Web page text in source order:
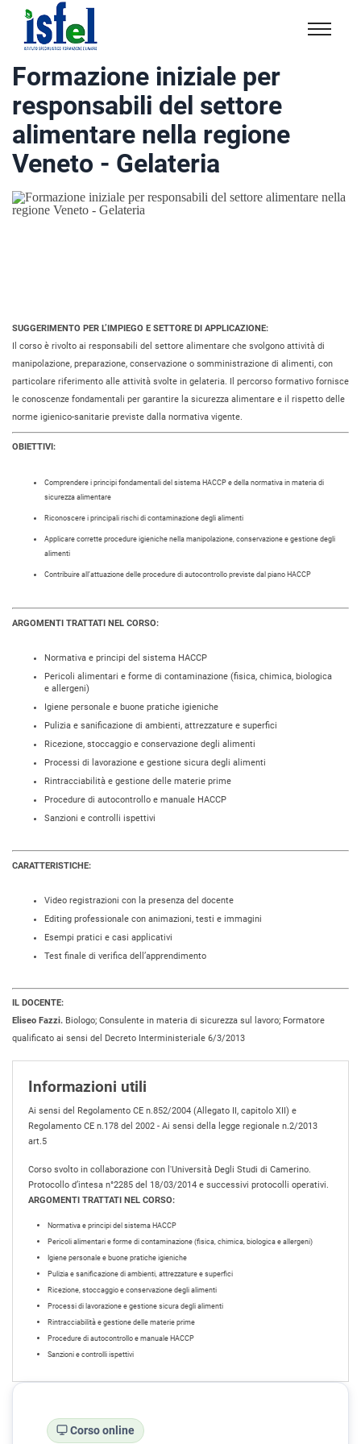
Isfel
Istituto
specialistico
formazione
e
lavoro
Formazione iniziale per
responsabili del settore
alimentare nella regione
Veneto - Gelateria
SUGGERIMENTO PER L’IMPIEGO E SETTORE DI APPLICAZIONE:
Il corso è rivolto ai responsabili del settore alimentare che svolgono attività di
manipolazione, preparazione, conservazione o somministrazione di alimenti, con
particolare riferimento alle attività svolte in gelateria. Il percorso formativo fornisce
le conoscenze fondamentali per garantire la sicurezza alimentare e il rispetto delle
norme igienico-sanitarie previste dalla normativa vigente.
OBIETTIVI:
Comprendere i principi fondamentali del sistema HACCP e della normativa in materia di
sicurezza alimentare
Riconoscere i principali rischi di contaminazione degli alimenti
Applicare corrette procedure igieniche nella manipolazione, conservazione e gestione degli
alimenti
Contribuire all’attuazione delle procedure di autocontrollo previste dal piano HACCP
ARGOMENTI TRATTATI NEL CORSO:
Normativa e principi del sistema HACCP
Pericoli alimentari e forme di contaminazione (fisica, chimica, biologica
e allergeni)
Igiene personale e buone pratiche igieniche
Pulizia e sanificazione di ambienti, attrezzature e superfici
Ricezione, stoccaggio e conservazione degli alimenti
Processi di lavorazione e gestione sicura degli alimenti
Rintracciabilità e gestione delle materie prime
Procedure di autocontrollo e manuale HACCP
Sanzioni e controlli ispettivi
CARATTERISTICHE:
Video registrazioni con la presenza del docente
Editing professionale con animazioni, testi e immagini
Esempi pratici e casi applicativi
Test finale di verifica dell’apprendimento
IL DOCENTE:
Eliseo Fazzi. Biologo; Consulente in materia di sicurezza sul lavoro; Formatore
qualificato ai sensi del Decreto Interministeriale 6/3/2013
Informazioni utili
Ai sensi del Regolamento CE n.852/2004 (Allegato II, capitolo XII) e
Regolamento CE n.178 del 2002 - Ai sensi della legge regionale n.2/2013
art.5
Corso svolto in collaborazione con l'Università Degli Studi di Camerino.
Protocollo d’intesa n°2285 del 18/03/2014 e successivi protocolli operativi.
ARGOMENTI TRATTATI NEL CORSO:
Normativa e principi del sistema HACCP
Pericoli alimentari e forme di contaminazione (fisica, chimica, biologica e allergeni)
Igiene personale e buone pratiche igieniche
Pulizia e sanificazione di ambienti, attrezzature e superfici
Ricezione, stoccaggio e conservazione degli alimenti
Processi di lavorazione e gestione sicura degli alimenti
Rintracciabilità e gestione delle materie prime
Procedure di autocontrollo e manuale HACCP
Sanzioni e controlli ispettivi
Corso online